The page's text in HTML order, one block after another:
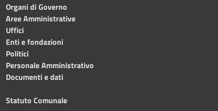
Organi di Governo
Aree Amministrative
Uffici
Enti e fondazioni
Politici
Personale Amministrativo
Documenti e dati
Statuto Comunale